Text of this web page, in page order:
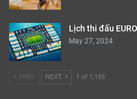
Lịch thi đấu
May 27, 2024
PREV NEXT 1 of 1,195